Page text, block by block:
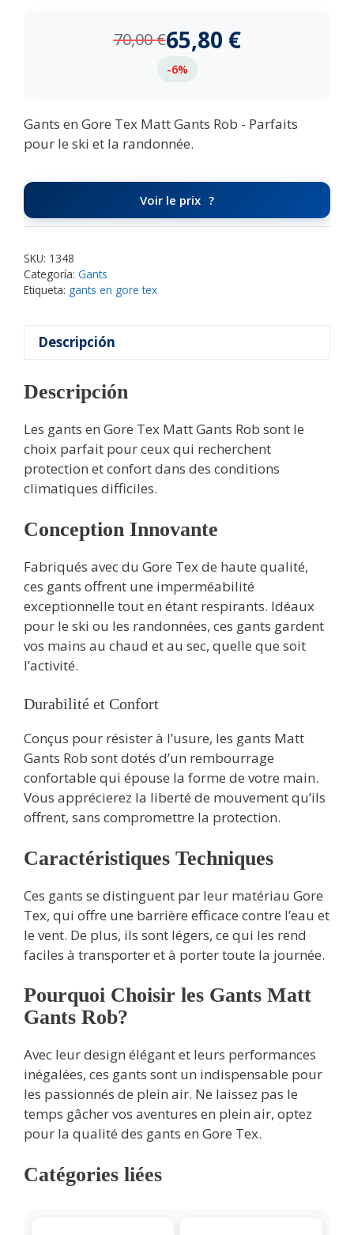
70,00€65,80 €
-6%
Gants en Gore Tex Matt Gants Rob - Parfaits
pour le ski et la randonnée.
Voir le prix
SKU: 1348
Categoría: Gants
Etiqueta: gants en gore tex
Descripción
Descripción
Les gants en Gore Tex Matt Gants Rob sont le
choix parfait pour ceux qui recherchent
protection et confort dans des conditions
climatiques difficiles.
Conception Innovante
Fabriqués avec du Gore Tex de haute qualité,
ces gants offrent une imperméabilité
exceptionnelle tout en étant respirants. Idéaux
pour le ski ou les randonnées, ces gants gardent
vos mains au chaud et au sec, quelle que soit
l’activité.
Durabilité et Confort
Conçus pour résister à l’usure, les gants Matt
Gants Rob sont dotés d’un rembourrage
confortable qui épouse la forme de votre main.
Vous apprécierez la liberté de mouvement qu’ils
offrent, sans compromettre la protection.
Caractéristiques Techniques
Ces gants se distinguent par leur matériau Gore
Tex, qui offre une barrière efficace contre l’eau et
le vent. De plus, ils sont légers, ce qui les rend
faciles à transporter et à porter toute la journée.
Pourquoi Choisir les Gants Matt
Gants Rob?
Avec leur design élégant et leurs performances
inégalées, ces gants sont un indispensable pour
les passionnés de plein air. Ne laissez pas le
temps gâcher vos aventures en plein air, optez
pour la qualité des gants en Gore Tex.
Catégories liées